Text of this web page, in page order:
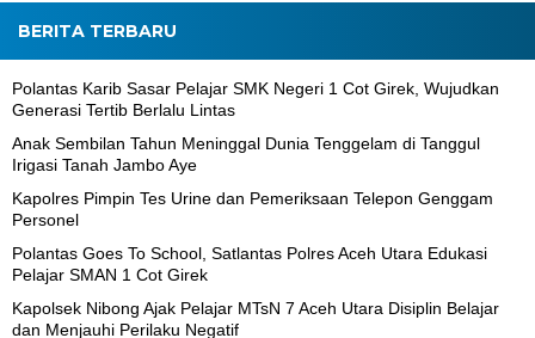
BERITA TERBARU
Polantas Karib Sasar Pelajar SMK Negeri 1 Cot Girek, Wujudkan
Generasi Tertib Berlalu Lintas
Anak Sembilan Tahun Meninggal Dunia Tenggelam di Tanggul
Irigasi Tanah Jambo Aye
Kapolres Pimpin Tes Urine dan Pemeriksaan Telepon Genggam
Personel
Polantas Goes To School, Satlantas Polres Aceh Utara Edukasi
Pelajar SMAN 1 Cot Girek
Kapolsek Nibong Ajak Pelajar MTsN 7 Aceh Utara Disiplin Belajar
dan Menjauhi Perilaku Negatif